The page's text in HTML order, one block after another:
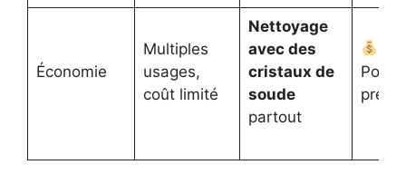
Économie
Multiples
usages,
coût limité
Nettoyage
avec des
cristaux de
soude
partout